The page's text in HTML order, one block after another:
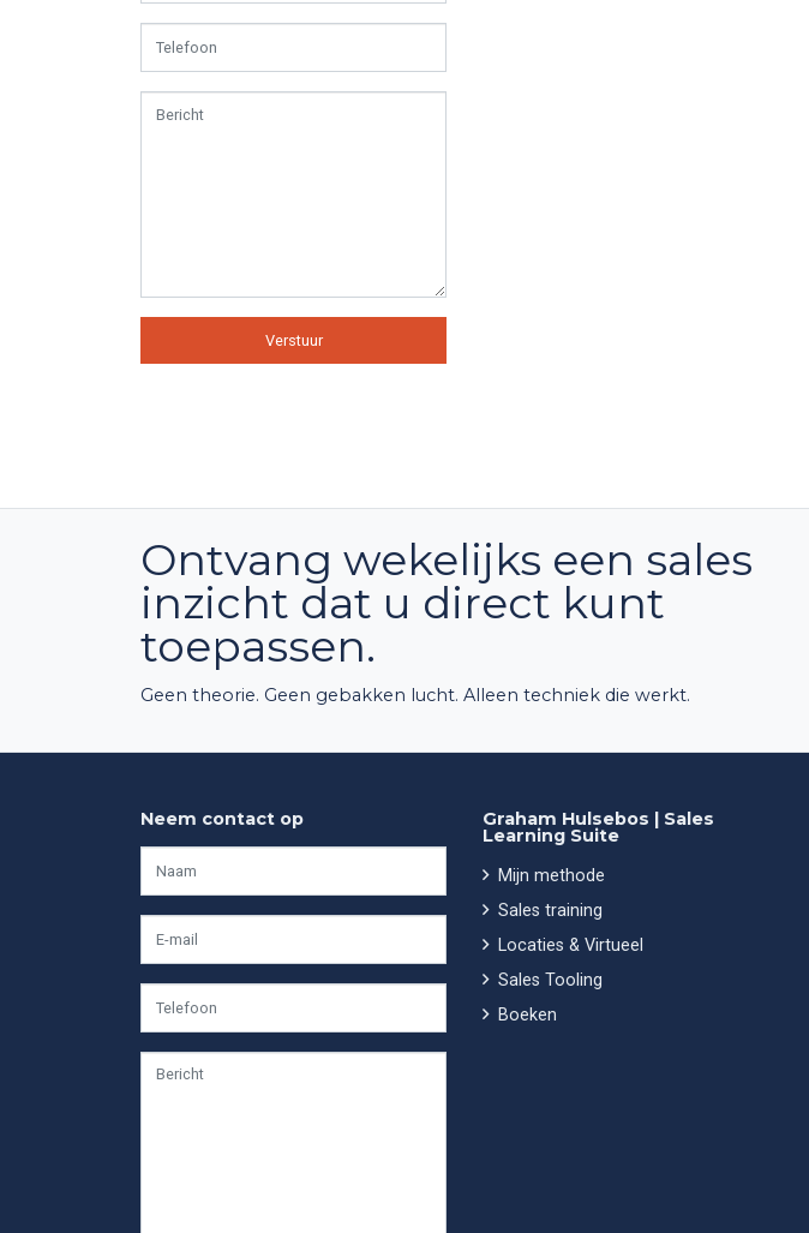
Verstuur
Ontvang wekelijks een sales
inzicht dat u direct kunt
toepassen.
Geen theorie. Geen gebakken lucht. Alleen techniek die werkt.
Neem contact op Graham Hulsebos | Sales
Learning Suite
Mijn methode
Sales training
Locaties & Virtueel
Sales Tooling
Boeken